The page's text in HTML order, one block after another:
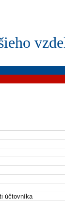
účtovníka